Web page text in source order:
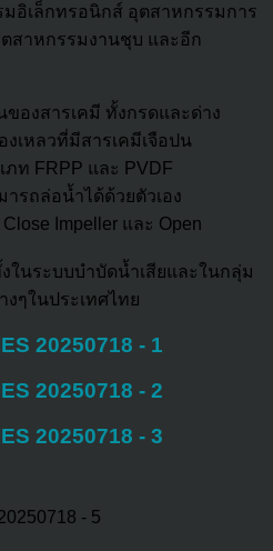
อิเล็กทรอนิกส์ อุตสาหกรรมการ
สาหกรรมงานชุบ และอีก
องสารเคมี ทั้งกรดและด่าง
เหลวที่มีสารเคมีเจือปน
ท FRPP และ PVDF
รถล่อน้ำได้ด้วยตัวเอง
Impeller และ Open
ในระบบบำบัดน้ำเสียและในกลุ่ม
ๆในประเทศไทย